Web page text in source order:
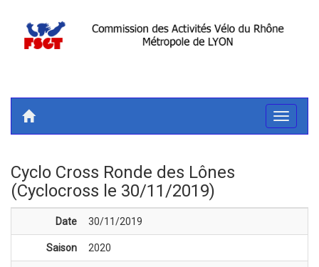
Toggle
Cyclo Cross Ronde des Lônes
(Cyclocross le 30/11/2019)
Date 30/11/2019
Saison 2020